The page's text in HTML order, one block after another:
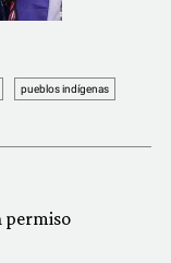
pueblos indígenas
permiso